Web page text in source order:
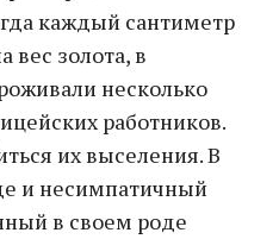
каждый сантиметр
золота, в
несколько
работников.
их выселения. В
и несимпатичный
в своем роде